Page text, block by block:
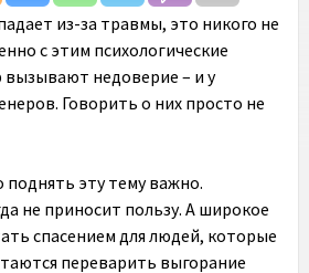
из-за травмы, это никого не
с этим психологические
вызывают недоверие – и у
Говорить о них просто не
эту тему важно.
не приносит пользу. А широкое
спасением для людей, которые
переварить выгорание